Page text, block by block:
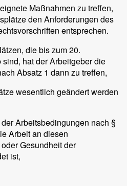
Maßnahmen zu treffen,
den Anforderungen des
entsprechen.
die bis zum 20.
hat der Arbeitgeber die
Absatz 1 dann zu treffen,
wesentlich geändert werden
Arbeitsbedingungen nach §
Arbeit an diesen
Gesundheit der
ist,